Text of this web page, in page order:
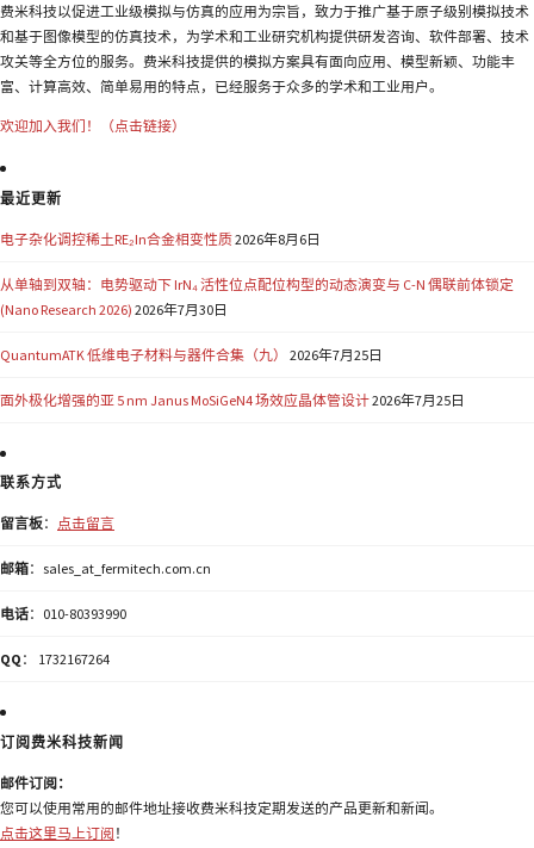
费米科技以促进工业级模拟与仿真的应用为宗旨，致力于推广基于原子级别模拟技术
和基于图像模型的仿真技术，为学术和工业研究机构提供研发咨询、软件部署、技术
攻关等全方位的服务。费米科技提供的模拟方案具有面向应用、模型新颖、功能丰
富、计算高效、简单易用的特点，已经服务于众多的学术和工业用户。
欢迎加入我们！（点击链接）
最近更新
电子杂化调控稀土RE₂In合金相变性质2026年8月6日
从单轴到双轴：电势驱动下 IrN₄ 活性位点配位构型的动态演变与 C-N 偶联前体锁定
(Nano Research 2026) 2026年7月30日
QuantumATK 低维电子材料与器件合集（九） 2026年7月25日
面外极化增强的亚 5 nm Janus MoSiGeN4 场效应晶体管设计2026年7月25日
联系方式
留言板： 点击留言
邮箱：sales_at_fermitech.com.cn
电话：010-80393990
QQ ： 1732167264
订阅费米科技新闻
邮件订阅：
您可以使用常用的邮件地址接收费米科技定期发送的产品更新和新闻。
点击这里马上订阅 ！